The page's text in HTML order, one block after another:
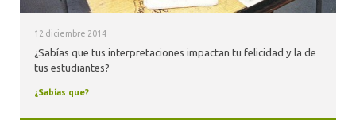
12 diciembre 2014
¿Sabías que tus interpretaciones impactan tu felicidad y la de
tus estudiantes?
¿Sabías que?